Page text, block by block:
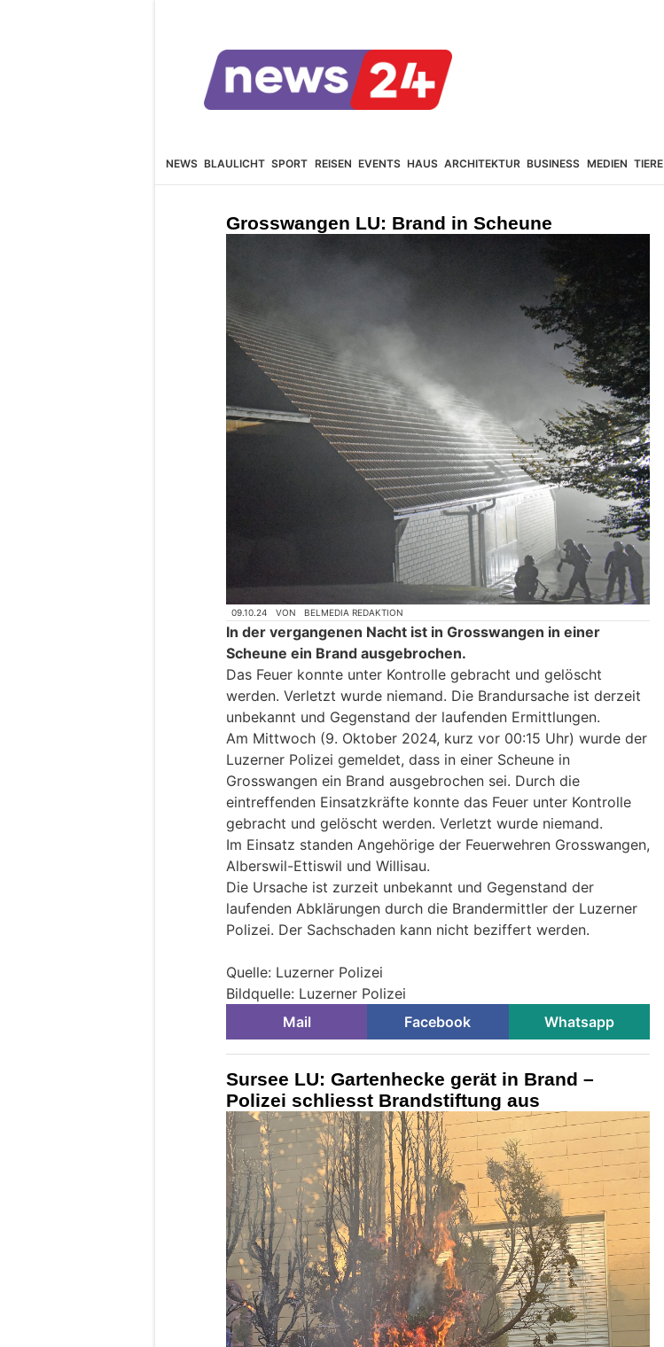
NEWS BLAULICHT SPORT REISEN EVENTS HAUS ARCHITEKTUR BUSINESS MEDIEN TIERE
Grosswangen LU: Brand in Scheune
09.10.24 VON BELMEDIA REDAKTION
In der vergangenen Nacht ist in Grosswangen in einer
Scheune ein Brand ausgebrochen.
Das Feuer konnte unter Kontrolle gebracht und gelöscht
werden. Verletzt wurde niemand. Die Brandursache ist derzeit
unbekannt und Gegenstand der laufenden Ermittlungen.
Am Mittwoch (9. Oktober 2024, kurz vor 00:15 Uhr) wurde der
Luzerner Polizei gemeldet, dass in einer Scheune in
Grosswangen ein Brand ausgebrochen sei. Durch die
eintreffenden Einsatzkräfte konnte das Feuer unter Kontrolle
gebracht und gelöscht werden. Verletzt wurde niemand.
Im Einsatz standen Angehörige der Feuerwehren Grosswangen,
Alberswil-Ettiswil und Willisau.
Die Ursache ist zurzeit unbekannt und Gegenstand der
laufenden Abklärungen durch die Brandermittler der Luzerner
Polizei. Der Sachschaden kann nicht beziffert werden.
Quelle: Luzerner Polizei
Bildquelle: Luzerner Polizei
Mail
Facebook Whatsapp
Sursee LU: Gartenhecke gerät in Brand –
Polizei schliesst Brandstiftung aus